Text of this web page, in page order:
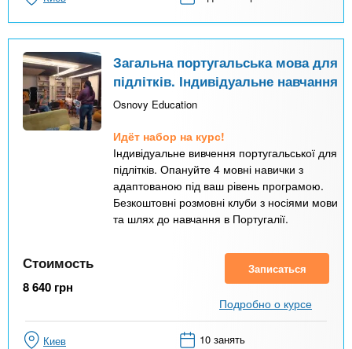
Загальна португальська мова для
підлітків. Індивідуальне навчання
Osnovy Education
Идёт набор на курс!
Індивідуальне вивчення португальської для
підлітків. Опануйте 4 мовні навички з
адаптованою під ваш рівень програмою.
Безкоштовні розмовні клуби з носіями мови
та шлях до навчання в Португалії.
Стоимость
8 640 грн
Записаться
Подробно о курсе
Киев 10 занять